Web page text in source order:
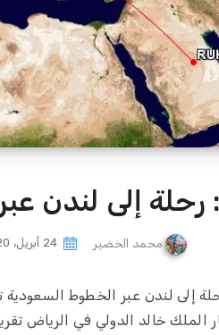
رحلة إلى لندن
محمد الخضير 24 أبريل، 2020
إلى لندن عبر الخطوط السعودية
الملك خالد الدولي في الرياض